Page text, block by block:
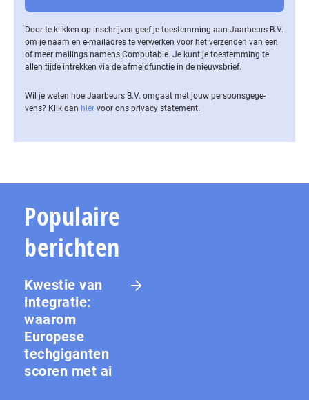
Door te klikken op inschrijven geef je toestemming aan Jaarbeurs B.V.
om je naam en e-mailadres te verwerken voor het verzenden van een
of meer mailings namens Computable. Je kunt je toestemming te
allen tijde intrekken via de af­meld­func­tie in de nieuwsbrief.
Wil je weten hoe Jaarbeurs B.V. omgaat met jouw per­soons­ge­ge­
vens? Klik dan hier voor ons privacy statement.
Populaire
berichten
Kwestie van
integratie:
waarom
Europese
techgiganten
scoren met ai